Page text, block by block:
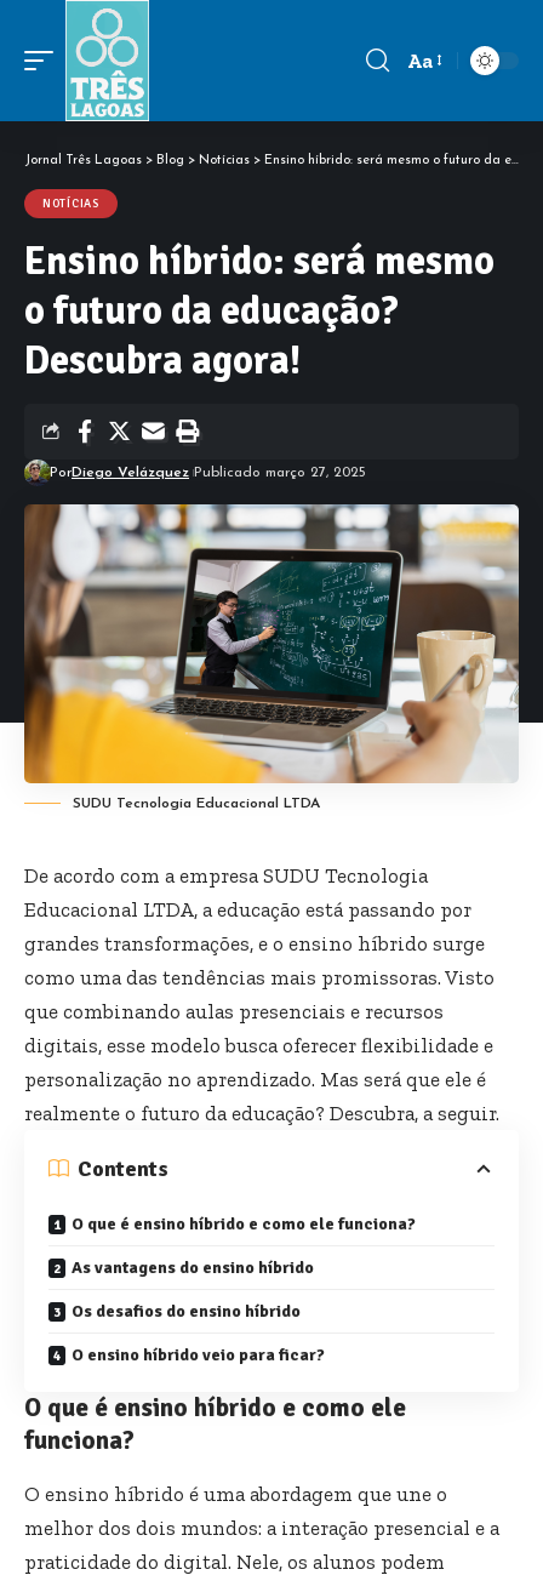
Font
Aa
Jornal Três Lagoas > Blog > Notícias > Ensino híbrido: será mesmo o futuro da educação? Descubra agora!
NOTÍCIAS
Ensino híbrido: será mesmo
o futuro da educação?
Descubra agora!
PorDiego Velázquez Publicado março 27, 2025
SUDU Tecnologia Educacional LTDA
De acordo com a empresa SUDU Tecnologia
Educacional LTDA, a educação está passando por
grandes transformações, e o ensino híbrido surge
como uma das tendências mais promissoras. Visto
que combinando aulas presenciais e recursos
digitais, esse modelo busca oferecer flexibilidade e
personalização no aprendizado. Mas será que ele é
realmente o futuro da educação? Descubra, a seguir.
Contents
O que é ensino híbrido e como ele funciona?
As vantagens do ensino híbrido
Os desafios do ensino híbrido
O ensino híbrido veio para ficar?
O que é ensino híbrido e como ele
funciona?
O ensino híbrido é uma abordagem que une o
melhor dos dois mundos: a interação presencial e a
praticidade do digital. Nele, os alunos podem